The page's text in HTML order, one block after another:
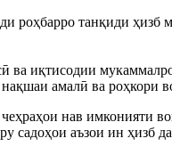
танқиди
иқтисодии
амалӣ ва роҳкори
нав имконияти
садоҳои аъзои ин